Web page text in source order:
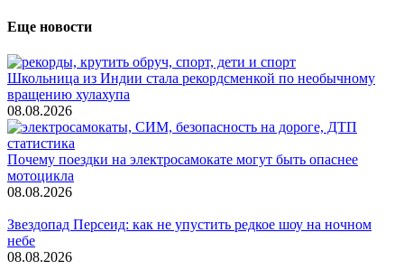
Еще новости
Школьница из Индии стала рекордсменкой по необычному
вращению хулахупа
08.08.2026
Почему поездки на электросамокате могут быть опаснее
мотоцикла
08.08.2026
Звездопад Персеид: как не упустить редкое шоу на ночном
небе
08.08.2026